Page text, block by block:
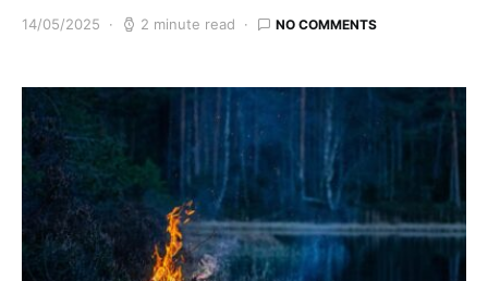
14/05/2025 2 minute read NO COMMENTS